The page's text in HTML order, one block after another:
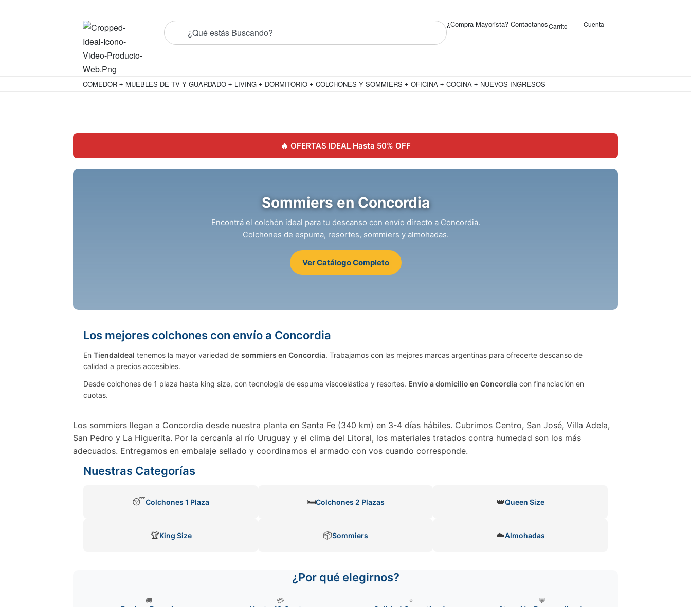
¿Compra Mayorista? ContactanosCarrito Cuenta
COMEDOR MUEBLES DE TV Y GUARDADO LIVING DORMITORIO COLCHONES Y SOMMIERS OFICINA COCINA NUEVOS INGRESOS
🔥 OFERTAS IDEAL Hasta 50% OFF
Sommiers en Concordia
Encontrá el colchón ideal para tu descanso con envío directo a Concordia.
Colchones de espuma, resortes, sommiers y almohadas.
Ver Catálogo Completo
Los mejores colchones con envío a Concordia
En TiendaIdeal tenemos la mayor variedad de sommiers en Concordia. Trabajamos con las mejores marcas argentinas para ofrecerte descanso de
calidad a precios accesibles.
Desde colchones de 1 plaza hasta king size, con tecnología de espuma viscoelástica y resortes. Envío a domicilio en Concordia con financiación en
cuotas.
Los sommiers llegan a Concordia desde nuestra planta en Santa Fe (340 km) en 3-4 días hábiles. Cubrimos Centro, San José, Villa Adela,
San Pedro y La Higuerita. Por la cercanía al río Uruguay y el clima del Litoral, los materiales tratados contra humedad son los más
adecuados. Entregamos en embalaje sellado y coordinamos el armado con vos cuando corresponde.
Nuestras Categorías
😴Colchones 1 Plaza 🛏️Colchones 2 Plazas 👑Queen Size
🏆King Size 📦Sommiers ☁️Almohadas
¿Por qué elegirnos?
🚚 💳 ⭐ 💬